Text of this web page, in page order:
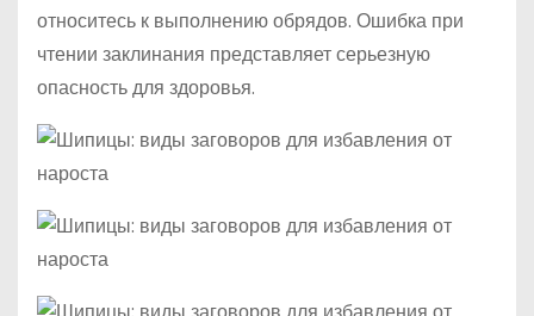
относитесь к выполнению обрядов. Ошибка при
чтении заклинания представляет серьезную
опасность для здоровья.